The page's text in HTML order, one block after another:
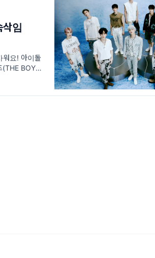
삭임
워요! 아이돌
(THE BOYZ)
’에서